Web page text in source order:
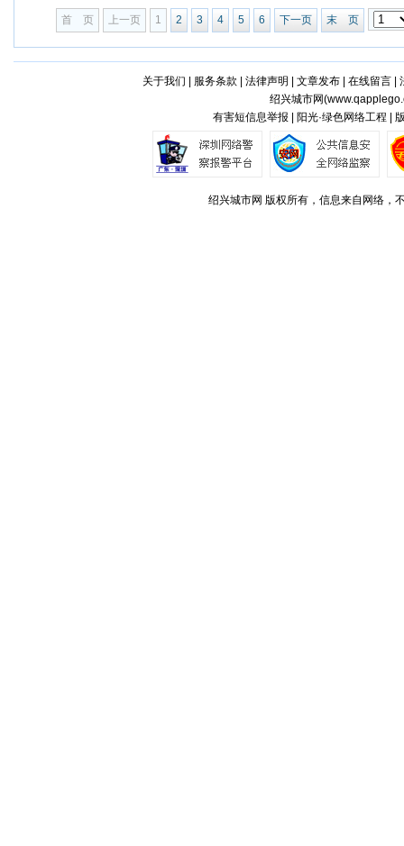
首 页 上一页 1 2 3 4 5 6 下一页 末 页
关于我们 服务条款 法律声明 文章发布| 在线留言|
绍兴城市网(
有害短信息举报 | 阳光·绿色网络工程 |
绍兴城市网 版权所有，信息来自网络，